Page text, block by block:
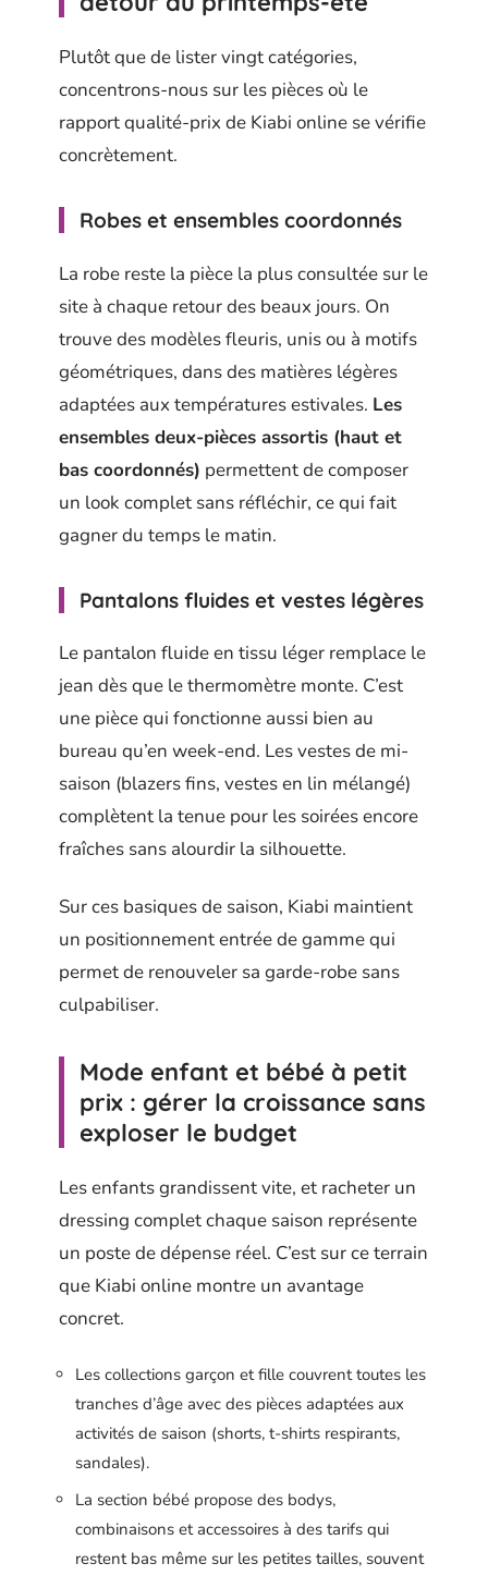
Plutôt que de lister vingt catégories,
concentrons-nous sur les pièces où le
rapport qualité-prix de Kiabi online se vérifie
concrètement.
Robes et ensembles coordonnés
La robe reste la pièce la plus consultée sur le
site à chaque retour des beaux jours. On
trouve des modèles fleuris, unis ou à motifs
géométriques, dans des matières légères
adaptées aux températures estivales. Les
ensembles deux-pièces assortis (haut et
bas coordonnés) permettent de composer
un look complet sans réfléchir, ce qui fait
gagner du temps le matin.
Pantalons fluides et vestes légères
Le pantalon fluide en tissu léger remplace le
jean dès que le thermomètre monte. C’est
une pièce qui fonctionne aussi bien au
bureau qu’en week-end. Les vestes de mi-
saison (blazers fins, vestes en lin mélangé)
complètent la tenue pour les soirées encore
fraîches sans alourdir la silhouette.
Sur ces basiques de saison, Kiabi maintient
un positionnement entrée de gamme qui
permet de renouveler sa garde-robe sans
culpabiliser.
Mode enfant et bébé à petit
prix : gérer la croissance sans
exploser le budget
Les enfants grandissent vite, et racheter un
dressing complet chaque saison représente
un poste de dépense réel. C’est sur ce terrain
que Kiabi online montre un avantage
concret.
Les collections garçon et fille couvrent toutes les
tranches d’âge avec des pièces adaptées aux
activités de saison (shorts, t-shirts respirants,
sandales).
La section bébé propose des bodys,
combinaisons et accessoires à des tarifs qui
restent bas même sur les petites tailles, souvent